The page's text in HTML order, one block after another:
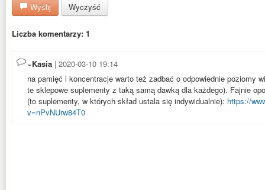
Wyślij Wyczyść
Liczba komentarzy: 1
~Kasia | 2020-03-10 19:14
na pamięć i koncentracje warto też zadbać o odpowiednie poziomy
te sklepowe suplementy z taką samą dawką dla każdego). Fajnie
(to suplementy, w których skład ustala się indywidualnie): https://
v=nPvNUrw84T0